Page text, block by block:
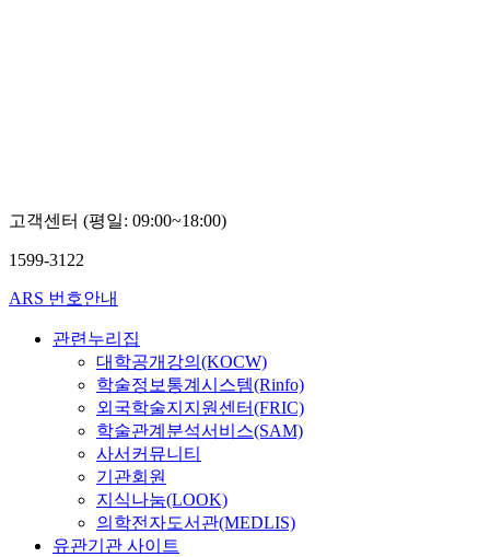
고객센터 (평일: 09:00~18:00)
1599-3122
ARS 번호안내
관련누리집
대학공개강의(KOCW)
학술정보통계시스템(Rinfo)
외국학술지지원센터(FRIC)
학술관계분석서비스(SAM)
사서커뮤니티
기관회원
지식나눔(LOOK)
의학전자도서관(MEDLIS)
유관기관 사이트